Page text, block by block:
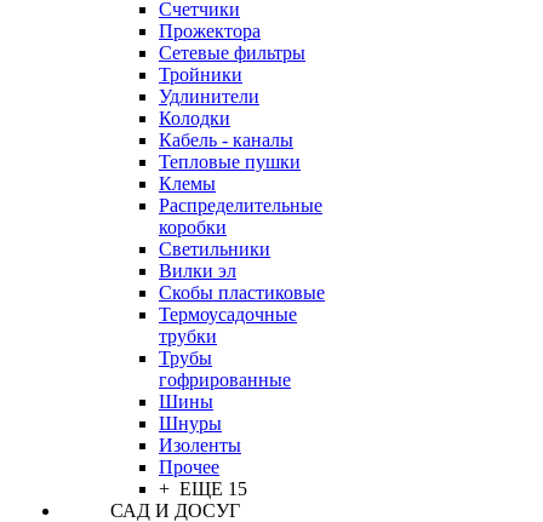
Счетчики
Прожектора
Сетевые фильтры
Тройники
Удлинители
Колодки
Кабель - каналы
Тепловые пушки
Клемы
Распределительные
коробки
Светильники
Вилки эл
Скобы пластиковые
Термоусадочные
трубки
Трубы
гофрированные
Шины
Шнуры
Изоленты
Прочее
+ ЕЩЕ 15
САД И ДОСУГ